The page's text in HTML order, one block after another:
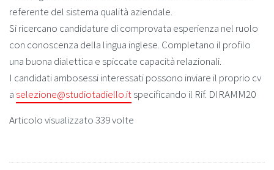
referente del sistema qualità aziendale.
Si ricercano candidature di comprovata esperienza nel ruolo
con conoscenza della lingua inglese. Completano il profilo
una buona dialettica e spiccate capacità relazionali.
I candidati ambosessi interessati possono inviare il proprio cv
aselezione@studiotadiello.itspecificando il Rif. DIRAMM20
Articolo visualizzato 339 volte